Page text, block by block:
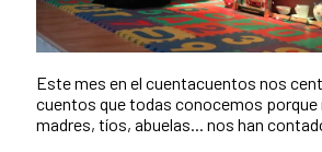
Este mes en el cuentacuentos nos
cuentos que todas conocemos
madres, tíos, abuelas... nos han